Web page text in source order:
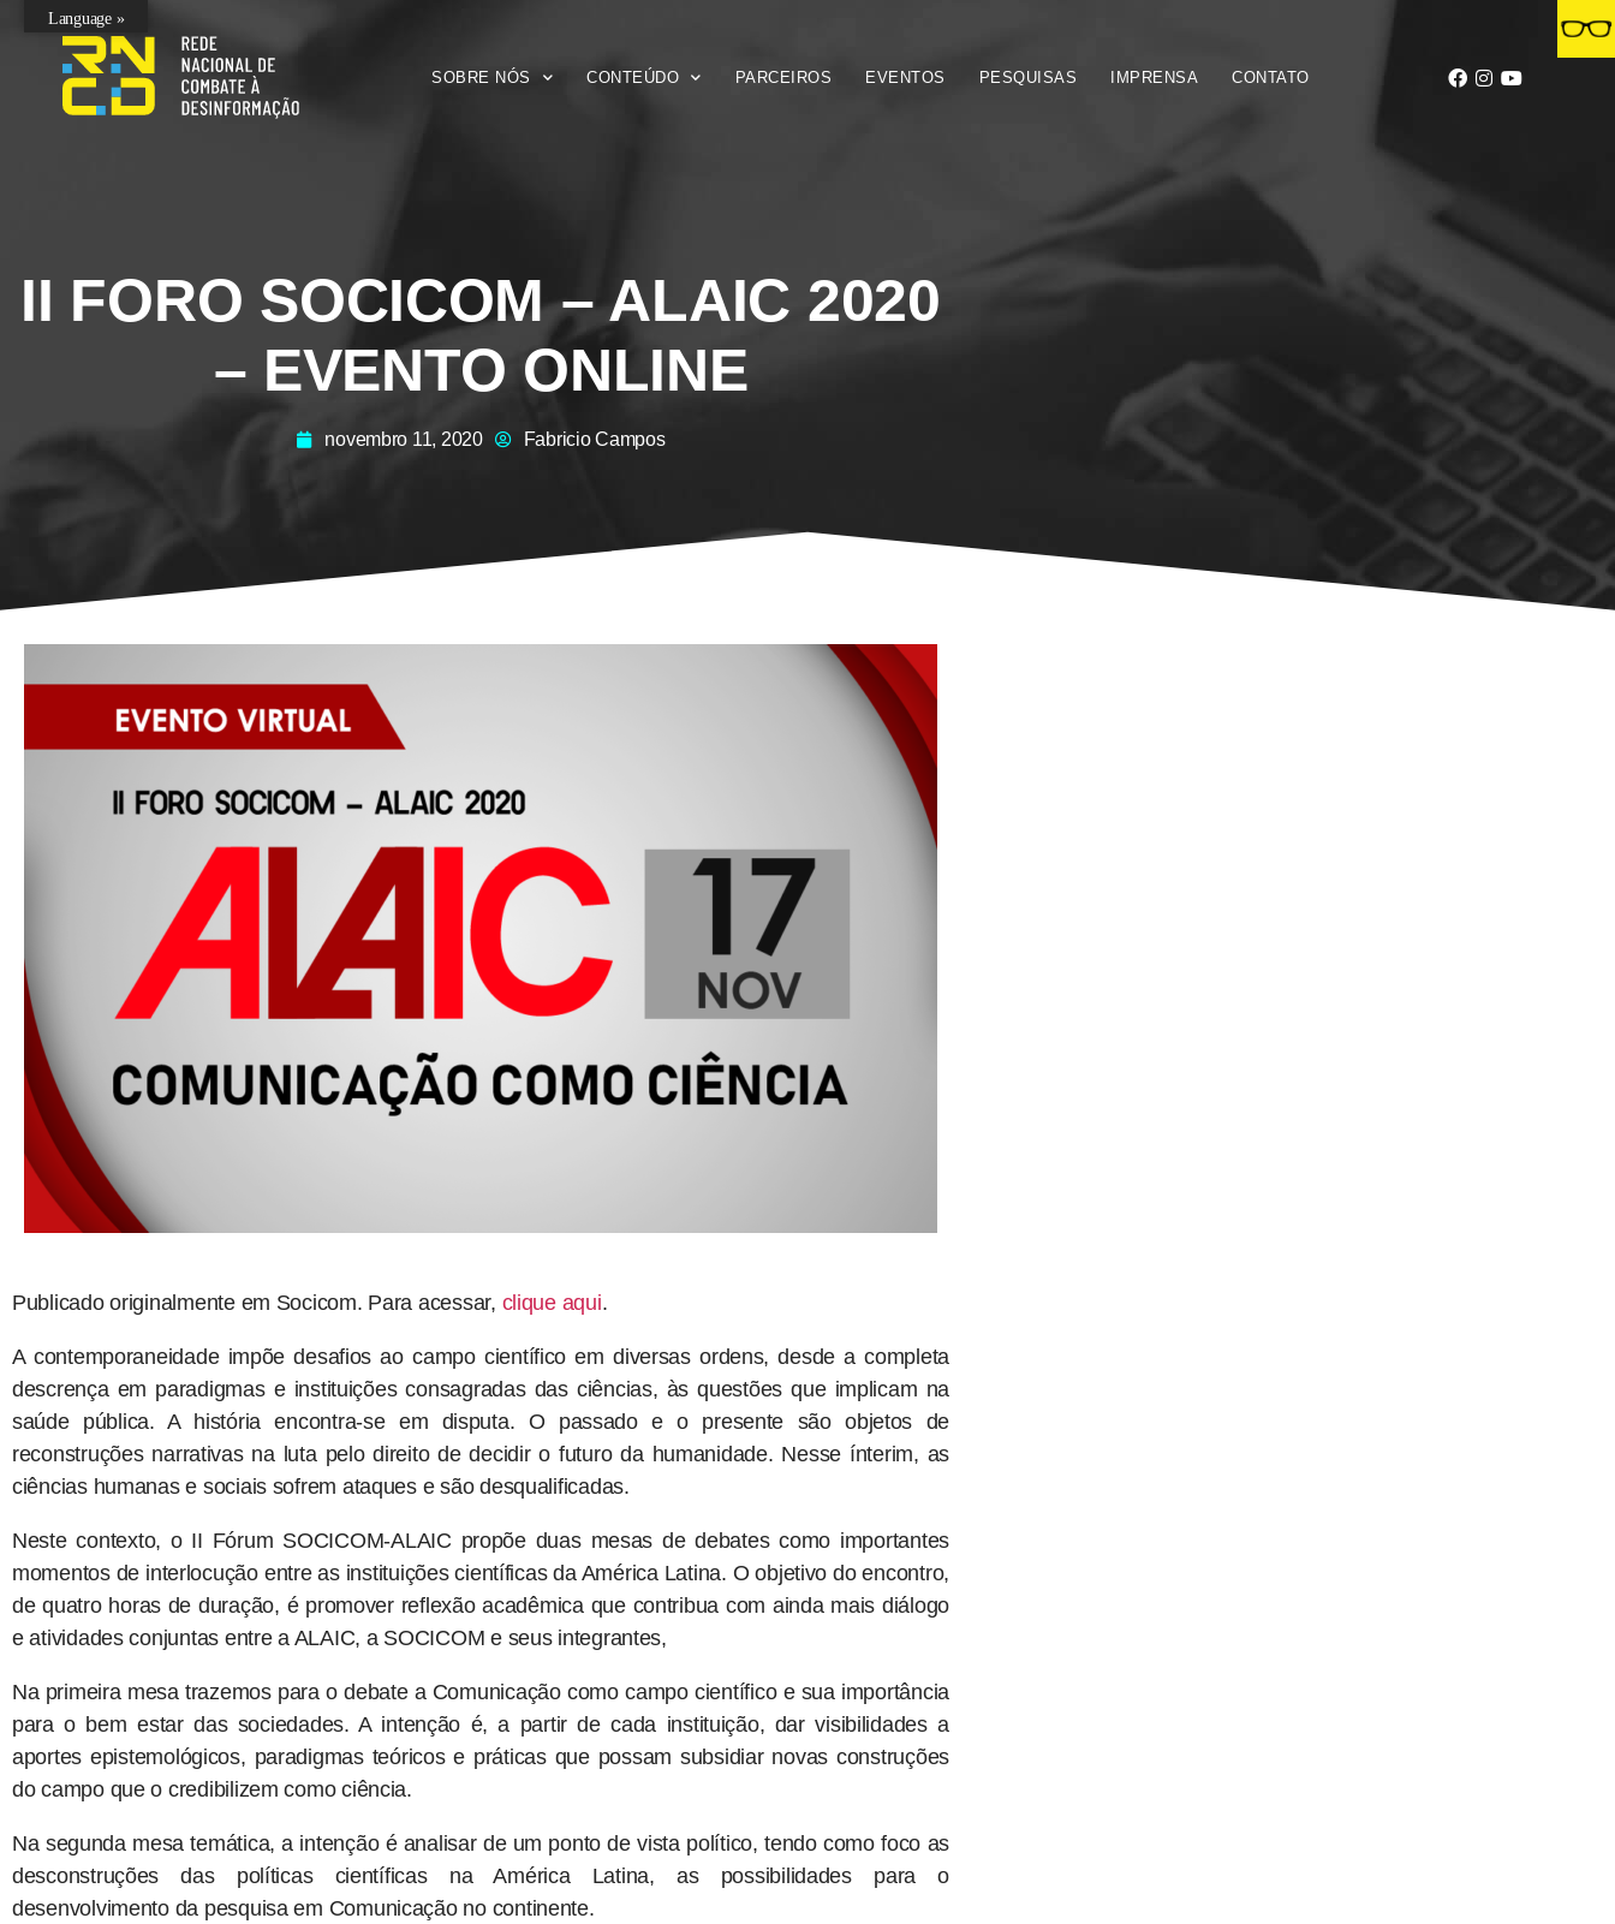
SOBRE NÓS CONTEÚDO PARCEIROS EVENTOS PESQUISAS IMPRENSA CONTATO
II FORO SOCICOM – ALAIC 2020
– EVENTO ONLINE
novembro 11, 2020 Fabricio Campos
Publicado originalmente em Socicom. Para acessar, clique aqui.
A contemporaneidade impõe desafios ao campo científico em diversas ordens, desde a completa
descrença em paradigmas e instituições consagradas das ciências, às questões que implicam na
saúde pública. A história encontra-se em disputa. O passado e o presente são objetos de
reconstruções narrativas na luta pelo direito de decidir o futuro da humanidade. Nesse ínterim, as
ciências humanas e sociais sofrem ataques e são desqualificadas.
Neste contexto, o II Fórum SOCICOM-ALAIC propõe duas mesas de debates como importantes
momentos de interlocução entre as instituições científicas da América Latina. O objetivo do encontro,
de quatro horas de duração, é promover reflexão acadêmica que contribua com ainda mais diálogo
e atividades conjuntas entre a ALAIC, a SOCICOM e seus integrantes,
Na primeira mesa trazemos para o debate a Comunicação como campo científico e sua importância
para o bem estar das sociedades. A intenção é, a partir de cada instituição, dar visibilidades a
aportes epistemológicos, paradigmas teóricos e práticas que possam subsidiar novas construções
do campo que o credibilizem como ciência.
Na segunda mesa temática, a intenção é analisar de um ponto de vista político, tendo como foco as
desconstruções das políticas científicas na América Latina, as possibilidades para o
desenvolvimento da pesquisa em Comunicação no continente.
Language »